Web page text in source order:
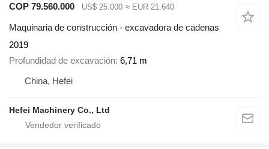
COP 79.560.000
US$ 25.000 ≈ EUR 21.640
Maquinaria de construcción - excavadora de cadenas
2019
Profundidad de excavación 6,71 m
China, Hefei
Hefei Machinery Co., Ltd